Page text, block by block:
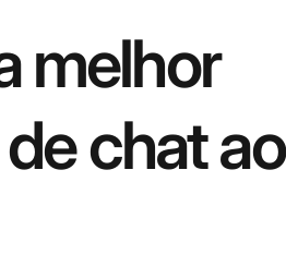
melhor
chat ao